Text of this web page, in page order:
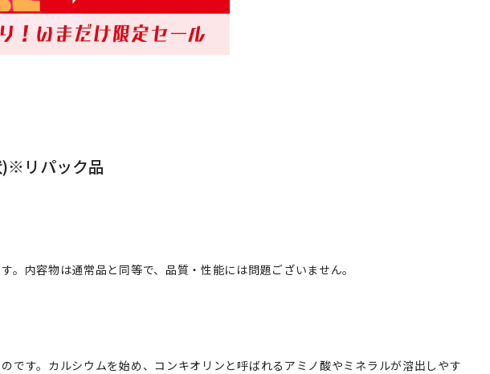
)※リパック品
内容物は通常品と同等で、品質・性能には問題ございません。
です。カルシウムを始め、コンキオリンと呼ばれるアミノ酸やミネラルが溶出しやす